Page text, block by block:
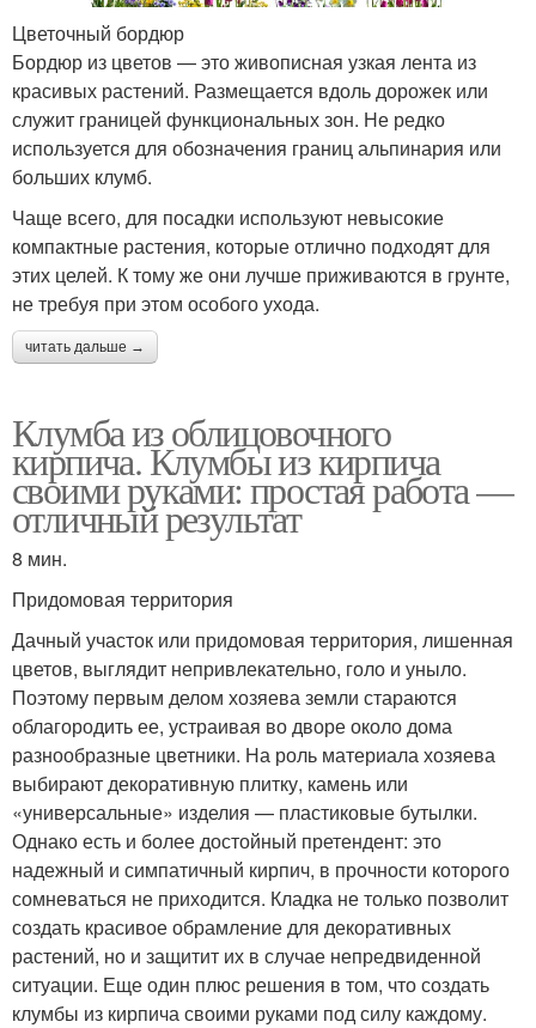
Цветочный бордюр
Бордюр из цветов — это живописная узкая лента из
красивых растений. Размещается вдоль дорожек или
служит границей функциональных зон. Не редко
используется для обозначения границ альпинария или
больших клумб.
Чаще всего, для посадки используют невысокие
компактные растения, которые отлично подходят для
этих целей. К тому же они лучше приживаются в грунте,
не требуя при этом особого ухода.
читать дальше →
Клумба из облицовочного
кирпича. Клумбы из кирпича
своими руками: простая работа —
отличный результат
8 мин.
Придомовая территория
Дачный участок или придомовая территория, лишенная
цветов, выглядит непривлекательно, голо и уныло.
Поэтому первым делом хозяева земли стараются
облагородить ее, устраивая во дворе около дома
разнообразные цветники. На роль материала хозяева
выбирают декоративную плитку, камень или
«универсальные» изделия — пластиковые бутылки.
Однако есть и более достойный претендент: это
надежный и симпатичный кирпич, в прочности которого
сомневаться не приходится. Кладка не только позволит
создать красивое обрамление для декоративных
растений, но и защитит их в случае непредвиденной
ситуации. Еще один плюс решения в том, что создать
клумбы из кирпича своими руками под силу каждому.